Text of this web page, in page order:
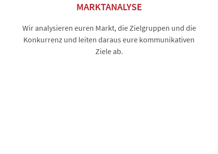
MARKTANALYSE
Wir analysieren euren Markt, die Zielgruppen und die
Konkurrenz und leiten daraus eure kommunikativen
Ziele ab.